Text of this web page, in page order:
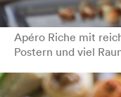
Apéro Riche mit
Postern und viel
Projekte
Über